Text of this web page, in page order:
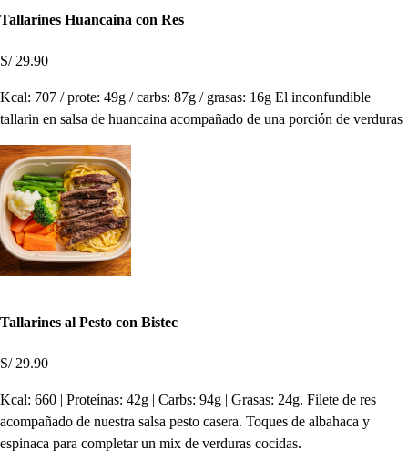
Tallarines Huancaina con Res
S/ 29.90
Kcal: 707 / prote: 49g / carbs: 87g / grasas: 16g El inconfundible
tallarin en salsa de huancaina acompañado de una porción de verduras
Tallarines al Pesto con Bistec
S/ 29.90
Kcal: 660 | Proteínas: 42g | Carbs: 94g | Grasas: 24g. Filete de res
acompañado de nuestra salsa pesto casera. Toques de albahaca y
espinaca para completar un mix de verduras cocidas.